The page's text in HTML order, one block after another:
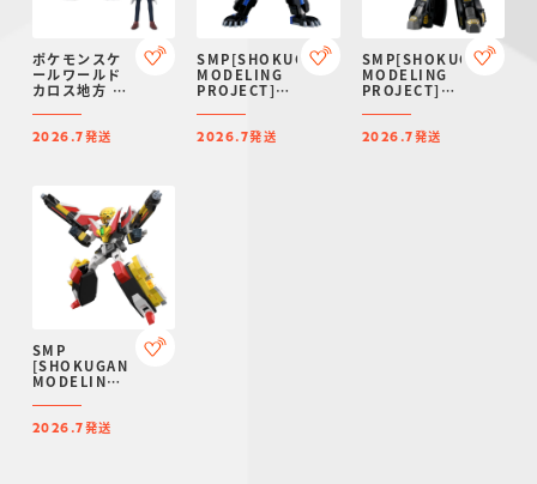
ポケモンスケ
ールワールド
カロス地方 プ
ガリザードンX
2026.7発送
SMP[SHOKUGAN
MODELING
PROJECT]百
ンターブルー
ムーン【プレ
2026.7発送
SMP[SHOKUGAN
MODELING
PROJECT]百
ング ブラック
バージョン
2026.7発送
SMP
[SHOKUGAN
MODELING
説の勇者ダ・
ガーン ガ・オ
2026.7発送